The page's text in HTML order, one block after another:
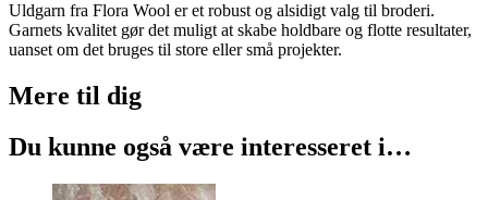
Uldgarn fra Flora Wool er et robust og alsidigt valg til broderi.
Garnets kvalitet gør det muligt at skabe holdbare og flotte resultater,
uanset om det bruges til store eller små projekter.
Mere til dig
Du kunne også være interesseret i…